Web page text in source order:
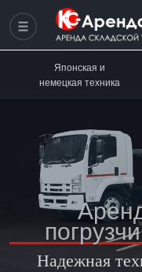
Японская и
немецкая техника
Надежная